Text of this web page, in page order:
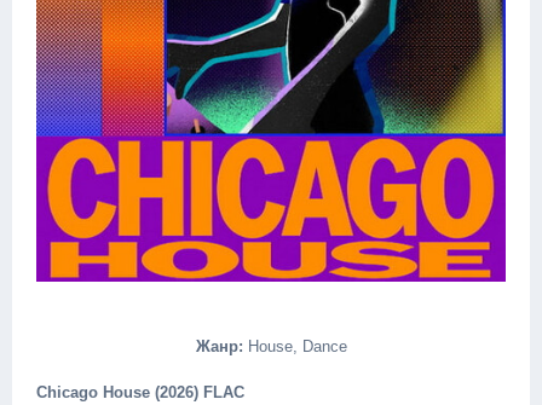
Жанр: House, Dance
Chicago House (2026) FLAC